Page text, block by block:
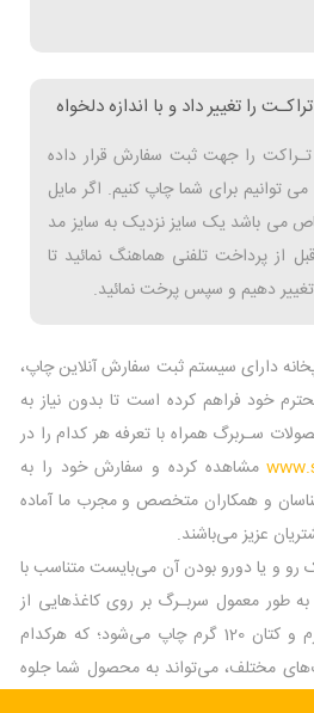
را تغییر داد و با اندازه دلخواه
تـراکت را جهت ثبت سفارش قرار داده
توانیم برای شما چاپ کنیم. اگر مایل
می باشد یک سایز نزدیک به سایز مد
از پرداخت تلفنی هماهنگ نمائید تا
تغییر دهیم و سپس پرخت نمائید.
دارای سیستم ثبت سفارش آنلاین چاپ،
خود فراهم کرده است تا بدون نیاز به
سـربرگ همراه با تعرفه هر کدام را در
مشاهده کرده و سفارش خود را به
و همکاران متخصص و مجرب ما آماده
عزیز می‌باشند.
و یا دورو بودن آن می‌بایست متناسب با
طور معمول سربـرگ بر روی کاغذهایی از
جنس تحریر 80 گرم تا 140 گرم و کتان 120 گرم چاپ می‌شود؛ که هرکدام
مختلف، می‌تواند به محصول شما جلوه